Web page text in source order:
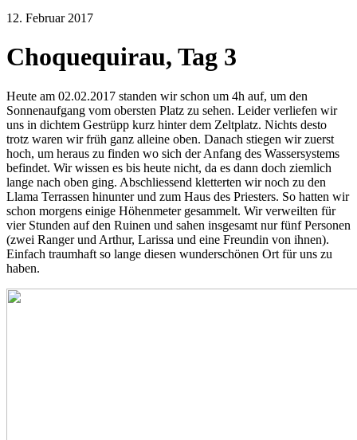
12. Februar 2017
Choquequirau, Tag 3
​Heute am 02.02.2017 standen wir schon um 4h auf, um den
Sonnenaufgang vom obersten Platz zu sehen. Leider verliefen wir
uns in dichtem Gestrüpp kurz hinter dem Zeltplatz. Nichts desto
trotz waren wir früh ganz alleine oben. Danach stiegen wir zuerst
hoch, um heraus zu finden wo sich der Anfang des Wassersystems
befindet. Wir wissen es bis heute nicht, da es dann doch ziemlich
lange nach oben ging. Abschliessend kletterten wir noch zu den
Llama Terrassen hinunter und zum Haus des Priesters. So hatten wir
schon morgens einige Höhenmeter gesammelt. Wir verweilten für
vier Stunden auf den Ruinen und sahen insgesamt nur fünf Personen
(zwei Ranger und Arthur, Larissa und eine Freundin von ihnen).
Einfach traumhaft so lange diesen wunderschönen Ort für uns zu
haben.